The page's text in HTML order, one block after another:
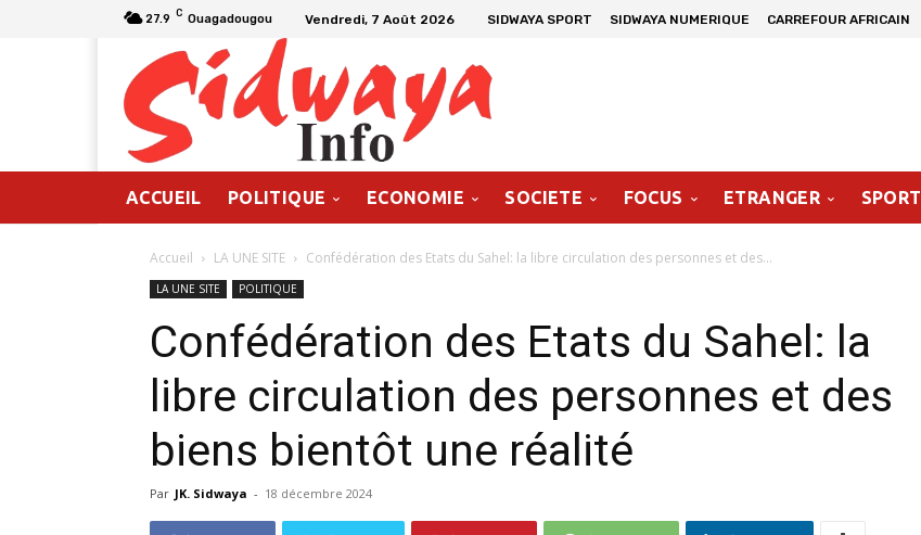
27.9 C Ouagadougou Vendredi, 7 Août 2026 SIDWAYA SPORT SIDWAYA NUMERIQUE CARREFOUR AFRICAIN
ACCUEIL POLITIQUE ECONOMIE SOCIETE FOCUS ETRANGER SPORT
Accueil LA UNE SITE Confédération des Etats du Sahel: la libre circulation des personnes et des...
LA UNE SITE POLITIQUE
Confédération des Etats du Sahel: la
libre circulation des personnes et des
biens bientôt une réalité
Par JK. Sidwaya - 18 décembre 2024